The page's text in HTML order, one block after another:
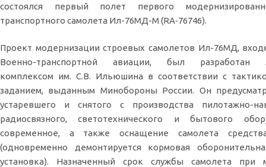
состоялся первый полет первого
транспортного самолета Ил-76МД-М (RA‑76746).
Проект модернизации строевых самолетов Ил-76МД,
Военно-транспортной авиации, был разработан
комплексом им. С.В. Ильюшина в соответствии с
заданием, выданным Минобороны России. Он
устаревшего и снятого с производства пилотажно-
радиосвязного, светотехнического и бытового
современное, а также оснащение самолета
(одновременно демонтируется кормовая
установка). Назначенный срок службы самолета при